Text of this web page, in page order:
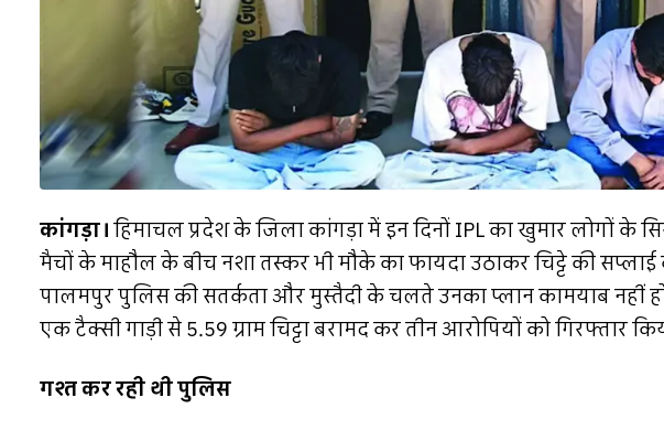
कांगड़ा।हिमाचल प्रदेश के जिला कांगड़ा में इन दिनों IPL का खुमार लोगों के
मैचों के माहौल के बीच नशा तस्कर भी मौके का फायदा उठाकर चिट्टे की
पालमपुर पुलिस की सतर्कता और मुस्तैदी के चलते उनका प्लान कामयाब नहीं
एक टैक्सी गाड़ी से 5.59 ग्राम चिट्टा बरामद कर तीन आरोपियों को गिरफ्तार
गश्त कर रही थी पुलिस